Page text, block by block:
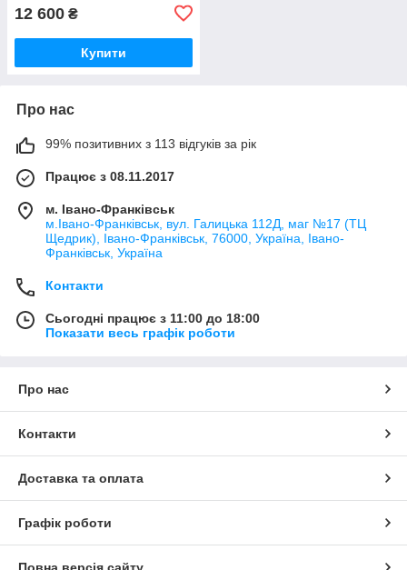
12 600 ₴
Купити
Про нас
99% позитивних з 113 відгуків за рік
Працює з 08.11.2017
м. Івано-Франківськ
м.Івано-Франківськ, вул. Галицька 112Д, маг №17 (ТЦ
Щедрик), Івано-Франківськ, 76000, Україна, Івано-
Франківськ, Україна
Контакти
Сьогодні працює з 11:00 до 18:00
Показати весь графік роботи
Про нас
Контакти
Доставка та оплата
Графік роботи